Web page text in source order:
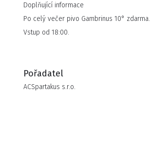
Doplňující informace
Po celý večer pivo Gambrinus 10° zdarma.
Vstup od 18:00.
Pořadatel
ACSpartakus s.r.o.